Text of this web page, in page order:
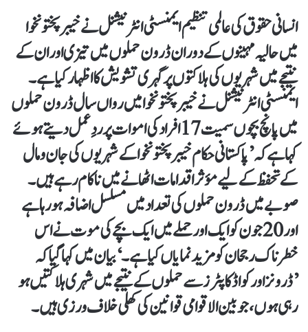
انسانی حقوق کی عالمی تنظیم ایمنسٹی انٹرنیشنل نے خیبر پختونخوا
میں حالیہ مہینوں کے دوران ڈرون حملوں میں تیزی اور ان کے
نتیجے میں شہریوں کی ہلاکتوں پر گہری تشویش کا اظہار کیا ہے۔
ایمنسٹی انٹرنیشنل نے خیبر پختونخوا میں رواں سال ڈرون حملوں
میں پانچ بچوں سمیت 17 افراد کی اموات پر ردِعمل دیتے ہوئے
کہا ہے کہ ’پاکستانی حکام خیبر پختونخوا کے شہریوں کی جان و مال
کے تحفظ کے لیے مؤثر اقدامات اٹھانے میں ناکام رہے ہیں۔
صوبے میں ڈرون حملوں کی تعداد میں مسلسل اضافہ ہو رہا ہے
اور 20 جون کو ایک اور حملے میں ایک بچے کی موت نے اس
خطرناک رجحان کو مزید نمایاں کیا ہے۔‘ بیان میں کہا گیا کہ
’ڈرونز اور کواڈ کاپٹرز سے حملوں کے نتیجے میں شہری ہلاکتیں ہو
رہی ہوں، جو بین الاقوامی قوانین کی کھلی خلاف ورزی ہیں۔